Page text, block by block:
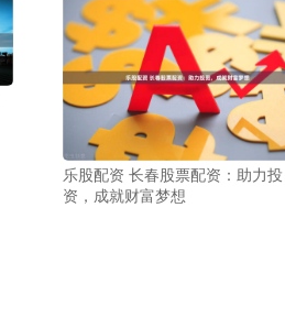
乐股配资 长春股票配资：助力投
资，成就财富梦想